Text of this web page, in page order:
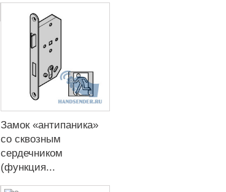
Замок «антипаника»
со сквозным
сердечником
(функция...